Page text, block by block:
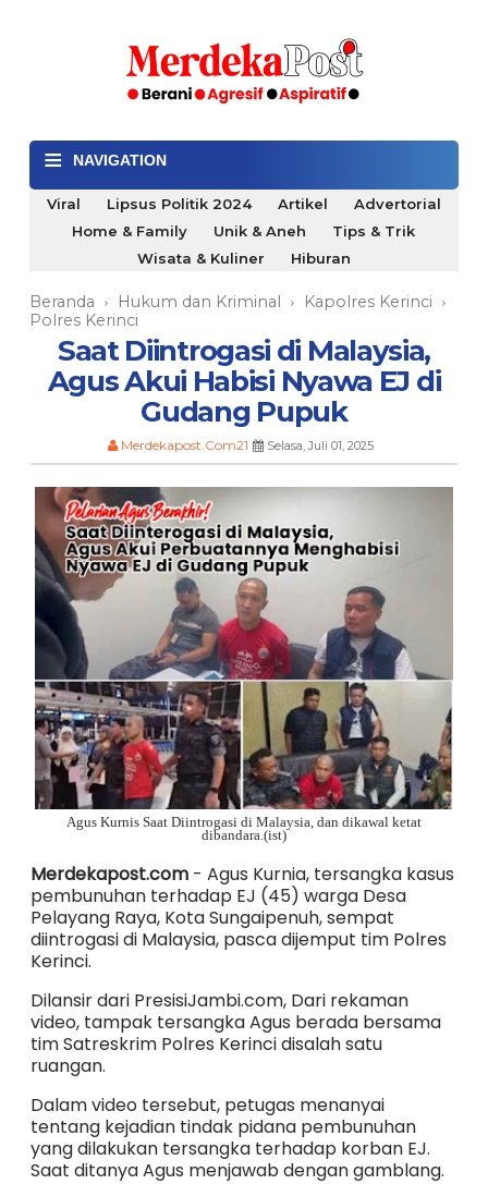
≡ NAVIGATION
Viral Lipsus Politik 2024 Artikel
Advertorial
Home & Family
Unik & Aneh
Tips & Trik
Wisata & Kuliner
Hiburan
Beranda › Hukum dan Kriminal › Kapolres Kerinci ›
Polres Kerinci
Saat Diintrogasi di Malaysia,
Agus Akui Habisi Nyawa EJ di
Gudang Pupuk
Merdekapost.Com21 Selasa, Juli 01, 2025
Agus Kurnis Saat Diintrogasi di Malaysia, dan dikawal ketat
dibandara.(ist)
Merdekapost.com - Agus Kurnia, tersangka kasus
pembunuhan terhadap EJ (45) warga Desa
Pelayang Raya, Kota Sungaipenuh, sempat
diintrogasi di Malaysia, pasca dijemput tim Polres
Kerinci.
Dilansir dari PresisiJambi.com, Dari rekaman
video, tampak tersangka Agus berada bersama
tim Satreskrim Polres Kerinci disalah satu
ruangan.
Dalam video tersebut, petugas menanyai
tentang kejadian tindak pidana pembunuhan
yang dilakukan tersangka terhadap korban EJ.
Saat ditanya Agus menjawab dengan gamblang.